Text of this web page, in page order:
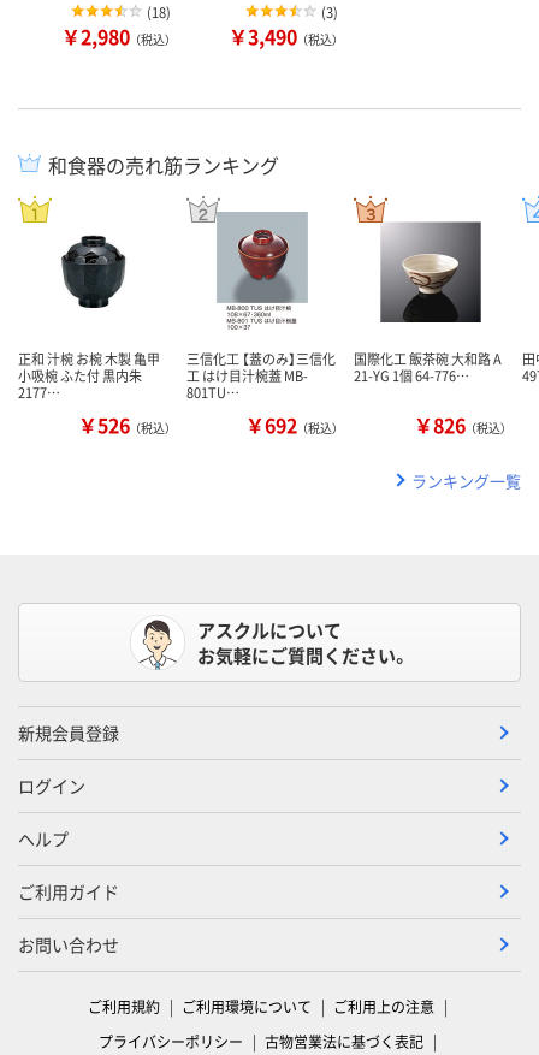
(18)
￥2,980 （税込）
(3)
￥3,490 （税込）
和食器の売れ筋ランキング
正和 汁椀 お椀 木製 亀甲
小吸椀 ふた付 黒内朱
2177…
￥526 （税込）
三信化工 【蓋のみ】三信化
工 はけ目汁椀蓋 MB-
801TU…
￥692 （税込）
国際化工 飯茶碗 大和路 A
21-YG 1個 64-776…
￥826 （税込）
ランキング一覧
アスクルについて
お気軽にご質問ください。
新規会員登録
ログイン
ヘルプ
ご利用ガイド
お問い合わせ
ご利用規約 ご利用環境について
ご利用上の注意
プライバシーポリシー
古物営業法に基づく表記